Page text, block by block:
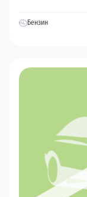
Бензин